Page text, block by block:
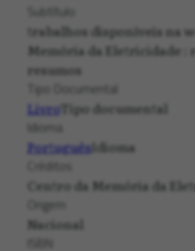
Subtítulo
trabalhos disponíveis na
Memória da Eletricidade :
resumos
Tipo Documental
LivroTipo documental
Idioma
PortuguêsIdioma
Créditos
Centro da Memória da
Origem
Nacional